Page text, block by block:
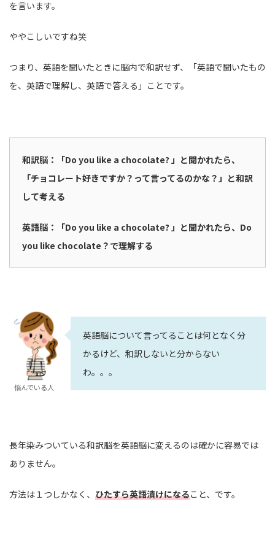
を言います。
ややこしいですね笑
つまり、英語を聞いたときに脳内で和訳せず、「英語で聞いたもの
を、英語で理解し、英語で答える」ことです。
和訳脳：「Do you like a chocolate? 」と聞かれたら、
「チョコレート好きですか？って言ってるのかな？」と和訳
して考える
英語脳：「Do you like a chocolate? 」と聞かれたら、Do
you like chocolate？で理解する
悩んでいる人
英語脳について言ってることは何となく分
かるけど、和訳しないと分からない
わ。。。
長年染みついている和訳脳を英語脳に変えるのは確かに容易では
ありません。
方法は１つしかなく、 ひたすら英語漬けになること、です。